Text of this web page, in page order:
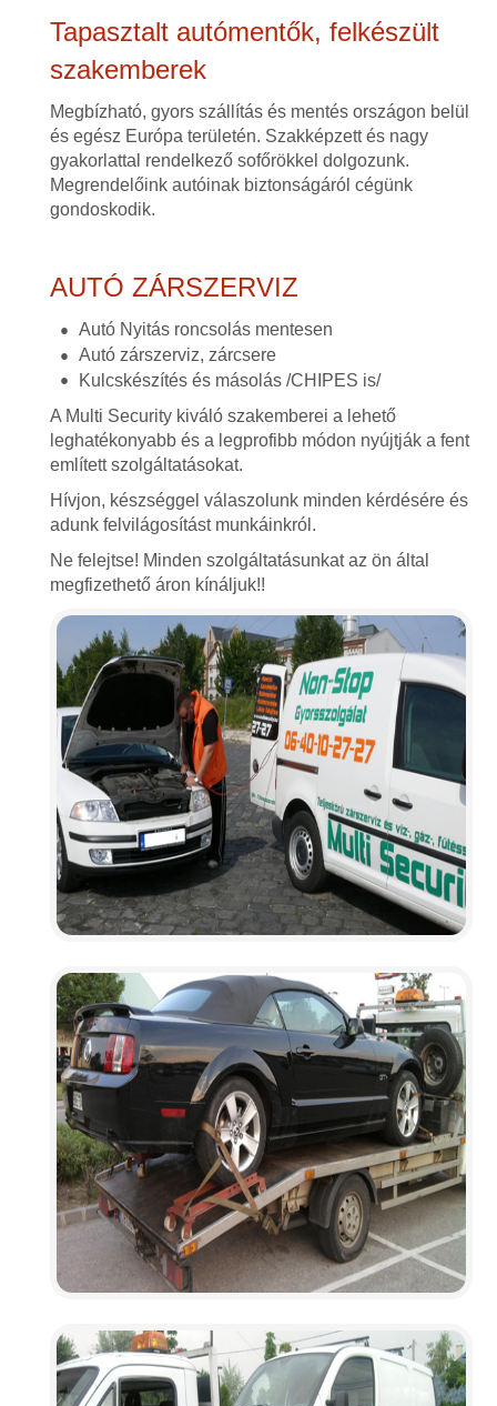
Tapasztalt autómentők, felkészült
szakemberek
Megbízható, gyors szállítás és mentés országon belül
és egész Európa területén. Szakképzett és nagy
gyakorlattal rendelkező sofőrökkel dolgozunk.
Megrendelőink autóinak biztonságáról cégünk
gondoskodik.
AUTÓ ZÁRSZERVIZ
Autó Nyitás roncsolás mentesen
Autó zárszerviz, zárcsere
Kulcskészítés és másolás /CHIPES is/
A Multi Security kiváló szakemberei a lehető
leghatékonyabb és a legprofibb módon nyújtják a fent
említett szolgáltatásokat.
Hívjon, készséggel válaszolunk minden kérdésére és
adunk felvilágosítást munkáinkról.
Ne felejtse! Minden szolgáltatásunkat az ön által
megfizethető áron kínáljuk!!